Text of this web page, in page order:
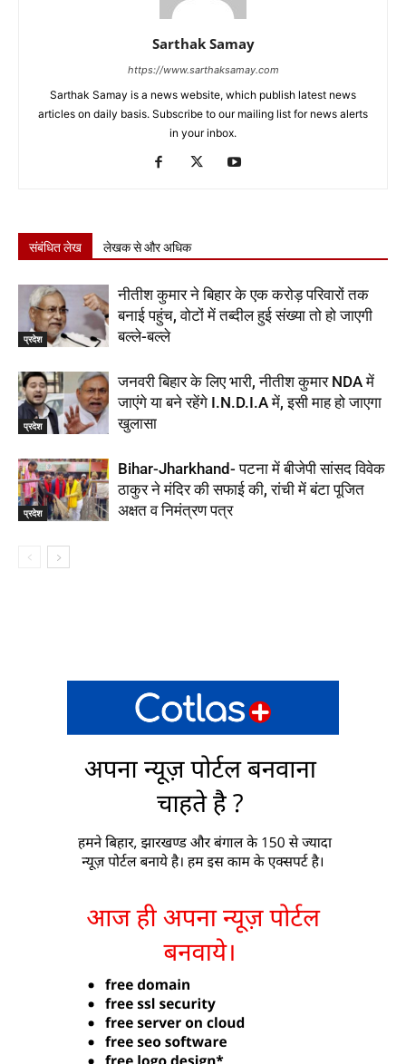
Sarthak Samay
https://www.sarthaksamay.com
Sarthak Samay is a news website, which publish latest news
articles on daily basis. Subscribe to our mailing list for news alerts
in your inbox.
संबंधित लेख लेखक से और अधिक
प्रदेश
नीतीश कुमार ने बिहार के एक करोड़ परिवारों तक
बनाई पहुंच, वोटों में तब्दील हुई संख्या तो हो जाएगी
बल्ले-बल्ले
प्रदेश
जनवरी बिहार के लिए भारी, नीतीश कुमार NDA में
जाएंगे या बने रहेंगे I.N.D.I.A में, इसी माह हो जाएगा
खुलासा
प्रदेश
Bihar-Jharkhand- पटना में बीजेपी सांसद विवेक
ठाकुर ने मंदिर की सफाई की, रांची में बंटा पूजित
अक्षत व निमंत्रण पत्र